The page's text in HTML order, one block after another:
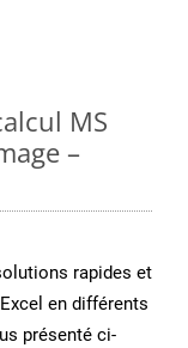
MS
–
rapides et
en différents
présenté ci-